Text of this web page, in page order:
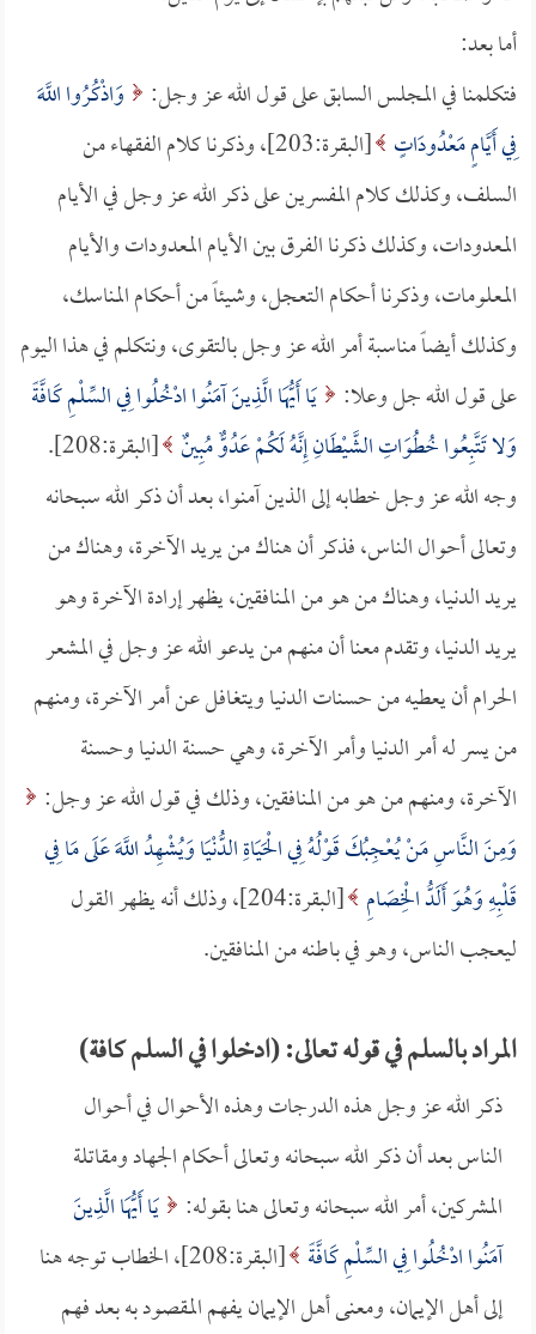
أما بعد:
فتكلمنا في المجلس السابق على قول الله عز وجل:
وَاذْكُرُوا اللَّهَ
فِي أَيَّامٍ مَعْدُودَاتٍ
[البقرة:203]، وذكرنا كلام الفقهاء من
السلف، وكذلك كلام المفسرين على ذكر الله عز وجل في الأيام
المعدودات، وكذلك ذكرنا الفرق بين الأيام المعدودات والأيام
المعلومات، وذكرنا أحكام التعجل، وشيئاً من أحكام المناسك،
وكذلك أيضاً مناسبة أمر الله عز وجل بالتقوى، ونتكلم في هذا اليوم
على قول الله جل وعلا: يَا أَيُّهَا الَّذِينَ آمَنُوا ادْخُلُوا فِي السِّلْمِ كَافَّةً
وَلا تَتَّبِعُوا خُطُوَاتِ الشَّيْطَانِ إِنَّهُ لَكُمْ عَدُوٌّ مُبِينٌ [البقرة:208].
وجه الله عز وجل خطابه إلى الذين آمنوا، بعد أن ذكر الله سبحانه
وتعالى أحوال الناس، فذكر أن هناك من يريد الآخرة، وهناك من
يريد الدنيا، وهناك من هو من المنافقين، يظهر إرادة الآخرة وهو
يريد الدنيا، وتقدم معنا أن منهم من يدعو الله عز وجل في المشعر
الحرام أن يعطيه من حسنات الدنيا ويتغافل عن أمر الآخرة، ومنهم
من يسر له أمر الدنيا وأمر الآخرة، وهي حسنة الدنيا وحسنة
الآخرة، ومنهم من هو من المنافقين، وذلك في قول الله عز وجل:
وَمِنَ النَّاسِ مَنْ يُعْجِبُكَ قَوْلُهُ فِي الْحَيَاةِ الدُّنْيَا وَيُشْهِدُ اللَّهَ عَلَى مَا فِي
قَلْبِهِ وَهُوَ أَلَدُّ الْخِصَامِ
[البقرة:204]، وذلك أنه يظهر القول
ليعجب الناس، وهو في باطنه من المنافقين.
المراد بالسلم في قوله تعالى: (ادخلوا في السلم كافة)
ذكر الله عز وجل هذه الدرجات وهذه الأحوال في أحوال
الناس بعد أن ذكر الله سبحانه وتعالى أحكام الجهاد ومقاتلة
المشركين، أمر الله سبحانه وتعالى هنا بقوله: يَا أَيُّهَا الَّذِينَ
آمَنُوا ادْخُلُوا فِي السِّلْمِ كَافَّةً
[البقرة:208]، الخطاب توجه هنا
إلى أهل الإيمان، ومعنى أهل الإيمان يفهم المقصود به بعد فهم